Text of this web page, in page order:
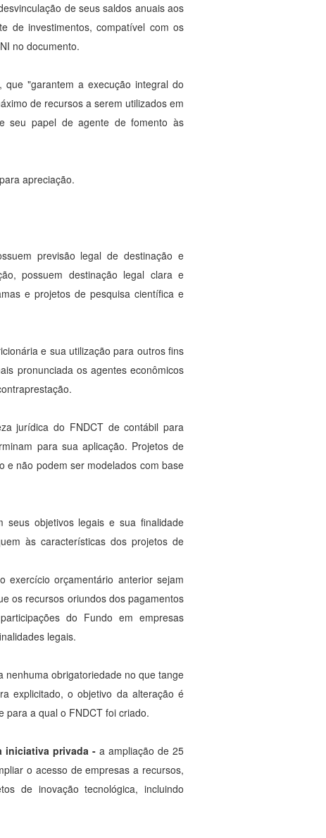
de seus saldos anuais aos
de investimentos, compatível com os
no documento.
"garantem a execução integral do
de recursos a serem utilizados em
seu papel de agente de fomento às
apreciação.
previsão legal de destinação e
possuem destinação legal clara e
e projetos de pesquisa científica e
e sua utilização para outros fins
pronunciada os agentes econômicos
jurídica do FNDCT de contábil para
para sua aplicação. Projetos de
e não podem ser modelados com base
seus objetivos legais e sua finalidade
às características dos projetos de
exercício orçamentário anterior sejam
os recursos oriundos dos pagamentos
do Fundo em empresas
legais.
nenhuma obrigatoriedade no que tange
explicitado, o objetivo da alteração é
para a qual o FNDCT foi criado.
iniciativa privada - a ampliação de 25
o acesso de empresas a recursos,
de inovação tecnológica, incluindo